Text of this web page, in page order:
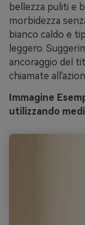
bellezza puliti e
morbidezza
bianco caldo e
leggero.
ancoraggio del
chiamate
Immagine
utilizzando